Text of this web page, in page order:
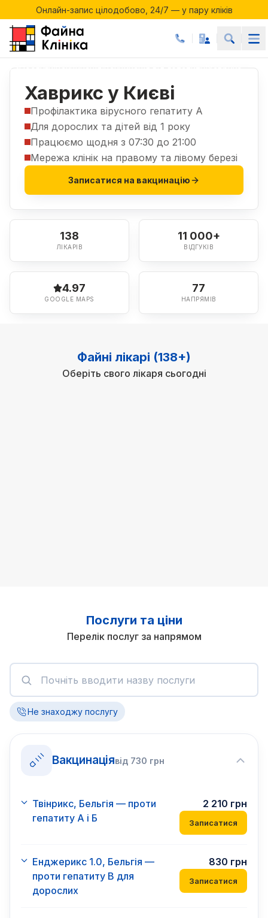
Онлайн-запис цілодобово, 24/7 — у пару кліків
Онлайн-запис цілодобово, 24/7 — у пару кліків
Послуги|Вакцинація|Вакцинація від гепатиту|Хаврикс
Хаврикс у Києві
Профілактика вірусного гепатиту А
Для дорослих та дітей від 1 року
Працюємо щодня з 07:30 до 21:00
Мережа клінік на правому та лівому березі
Записатися на вакцинацію
138
ЛІКАРІВ
11 000+
ВІДГУКІВ
4.97
GOOGLE MAPS
77
НАПРЯМІВ
Файні лікарі (138+)
Оберіть свого лікаря сьогодні
Послуги та ціни
Перелік послуг за напрямом
Не знаходжу послугу
Вакцинаціявід 730 грн
Твінрикс, Бельгія — проти
гепатиту А і Б
2 210 грн
Записатися
Енджерикс 1.0, Бельгія —
проти гепатиту В для
дорослих
830 грн
Записатися